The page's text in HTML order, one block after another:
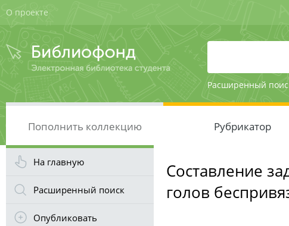
О проекте
Расширенный
Пополнить коллекцию Рубрикатор
На главную
Расширенный поиск
Опубликовать
Составление
голов